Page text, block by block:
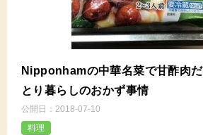
Nipponhamの中華名菜で甘酢肉
とり暮らしのおかず事情
公開日： 2018-07-10
料理